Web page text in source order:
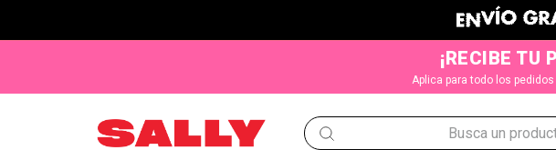
¡RECIBE TU
Aplica para todo los
Busca